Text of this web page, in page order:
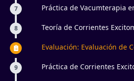
7
Práctica de Vacumterapia
8 Teoría de Corrientes
Evaluación: Evaluación de
9
Práctica de Corrientes